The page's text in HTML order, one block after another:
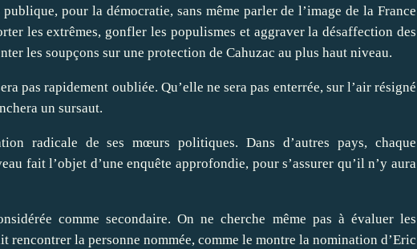
pour la démocratie, sans même parler de l’image de la France
les extrêmes, gonfler les populismes et aggraver la désaffection des
les soupçons sur une protection de Cahuzac au plus haut niveau.
pas rapidement oubliée. Qu’elle ne sera pas enterrée, sur l’air résigné
un sursaut.
radicale de ses mœurs politiques. Dans d’autres pays, chaque
fait l’objet d’une enquête approfondie, pour s’assurer qu’il n’y aura
comme secondaire. On ne cherche même pas à évaluer les
rencontrer la personne nommée, comme le montre la nomination d’Eric